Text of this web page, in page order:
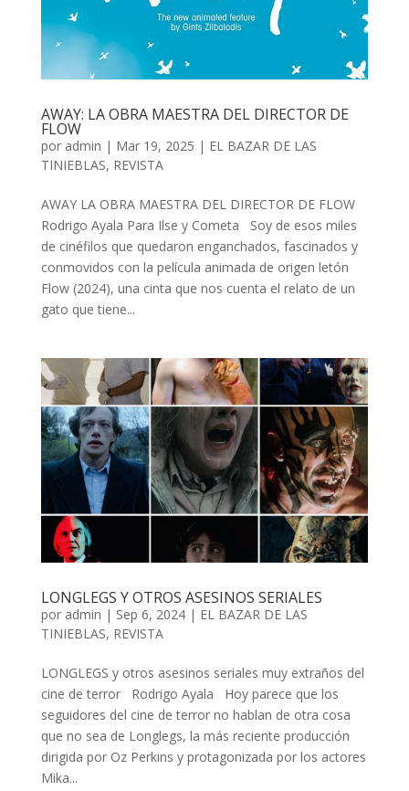
AWAY: LA OBRA MAESTRA DEL DIRECTOR DE
FLOW
por admin | Mar 19, 2025 | EL BAZAR DE LAS
TINIEBLAS, REVISTA
AWAY LA OBRA MAESTRA DEL DIRECTOR DE FLOW
Rodrigo Ayala Para Ilse y Cometa Soy de esos miles
de cinéfilos que quedaron enganchados, fascinados y
conmovidos con la película animada de origen letón
Flow (2024), una cinta que nos cuenta el relato de un
gato que tiene...
LONGLEGS Y OTROS ASESINOS SERIALES
por admin | Sep 6, 2024 | EL BAZAR DE LAS
TINIEBLAS, REVISTA
LONGLEGS y otros asesinos seriales muy extraños del
cine de terror Rodrigo Ayala Hoy parece que los
seguidores del cine de terror no hablan de otra cosa
que no sea de Longlegs, la más reciente producción
dirigida por Oz Perkins y protagonizada por los actores
Mika...